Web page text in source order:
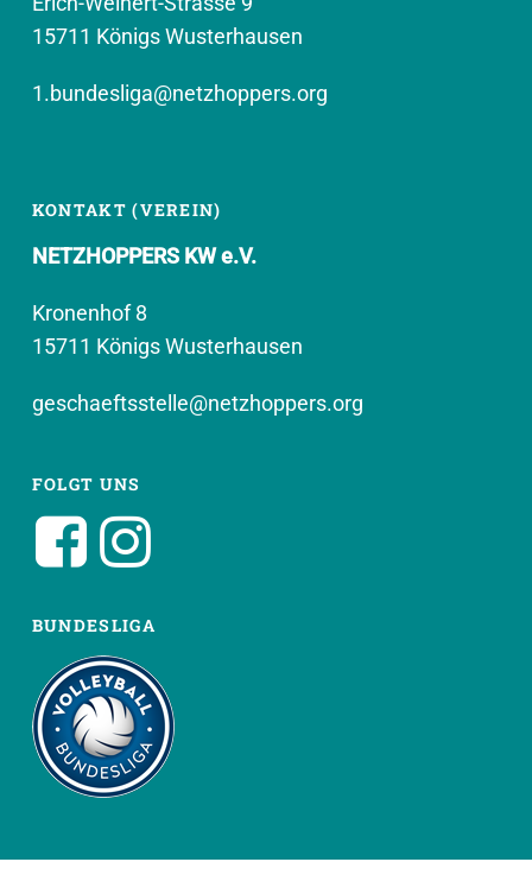
15711 Königs Wusterhausen
1.bundesliga@netzhoppers.org
KONTAKT (VEREIN)
NETZHOPPERS KW e.V.
Kronenhof 8
15711 Königs Wusterhausen
geschaeftsstelle@netzhoppers.org
FOLGT UNS
BUNDESLIGA